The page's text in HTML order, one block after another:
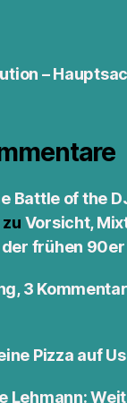
–
Battle of the
zu Vorsicht,
der frühen 90er
3
Pizza auf
Lehmann: